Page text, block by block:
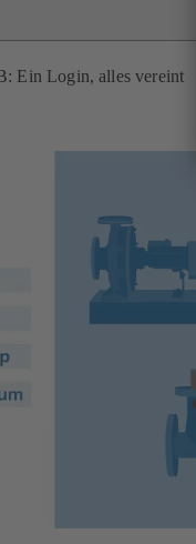
Ein Login, alles vereint